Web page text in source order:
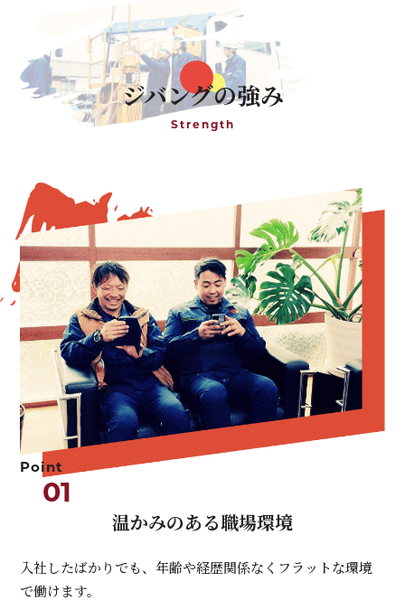
ジバングの強み
Strength
Point
01
温かみのある職場環境
入社したばかりでも、年齢や経歴関係なくフラットな環境
で働けます。